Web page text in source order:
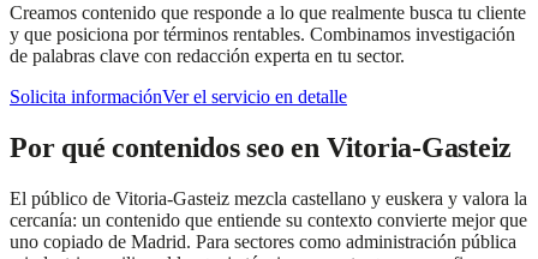
Creamos contenido que responde a lo que realmente busca tu cliente
y que posiciona por términos rentables. Combinamos investigación
de palabras clave con redacción experta en tu sector.
Solicita informaciónVer el servicio en detalle
Por quécontenidos seo en Vitoria-Gasteiz
El público de Vitoria-Gasteiz mezcla castellano y euskera y valora la
cercanía: un contenido que entiende su contexto convierte mejor que
uno copiado de Madrid. Para sectores como administración pública